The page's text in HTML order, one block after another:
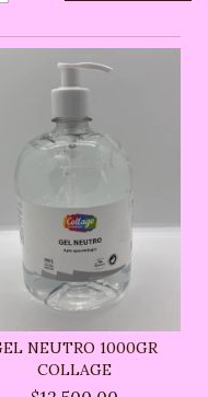
NEUTRO 1000GR
COLLAGE